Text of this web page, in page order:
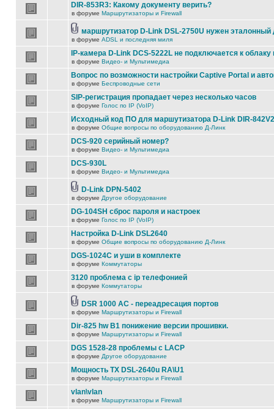
DIR-853R3: Какому документу верить?
в форуме Маршрутизаторы и Firewall
маршрутизатор D-Link DSL-2750U нужен эталонный
в форуме ADSL и последняя миля
IP-камера D-Link DCS-5222L не подключается к
в форуме Видео- и Мультимедиа
Вопрос по возможности настройки Captive Portal и
в форуме Беспроводные сети
SIP-регистрация пропадает через несколько часов
в форуме Голос по IP (VoIP)
Исходный код ПО для маршутизатора D-Link DIR-842V2
в форуме Общие вопросы по оборудованию Д-Линк
DCS-920 серийный номер?
в форуме Видео- и Мультимедиа
DCS-930L
в форуме Видео- и Мультимедиа
D-Link DPN-5402
в форуме Другое оборудование
DG-104SH сброс пароля и настроек
в форуме Голос по IP (VoIP)
Настройка D-Link DSL2640
в форуме Общие вопросы по оборудованию Д-Линк
DGS-1024C и уши в комплекте
в форуме Коммутаторы
3120 проблема с ip телефонией
в форуме Коммутаторы
DSR 1000 AC - переадресация портов
в форуме Маршрутизаторы и Firewall
Dir-825 hw B1 понижение версии прошивки.
в форуме Маршрутизаторы и Firewall
DGS 1528-28 проблемы с LACP
в форуме Другое оборудование
Мощность TX DSL-2640u RA\U1
в форуме Маршрутизаторы и Firewall
vlan\vlan
в форуме Маршрутизаторы и Firewall